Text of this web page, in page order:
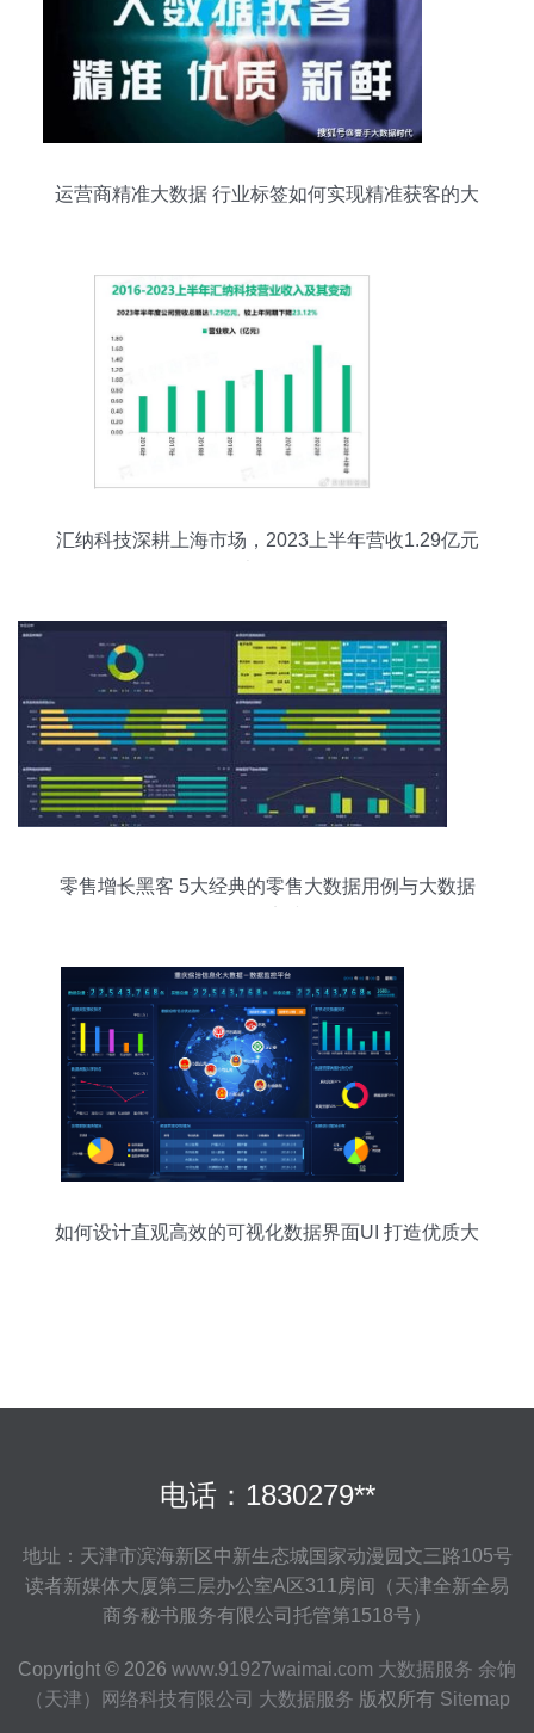
运营商精准大数据 行业标签如何实现精准获客的大
汇纳科技深耕上海市场，2023上半年营收1.29亿元
零售增长黑客 5大经典的零售大数据用例与大数据
如何设计直观高效的可视化数据界面UI 打造优质大
电话：1830279**
地址：天津市滨海新区中新生态城国家动漫园文三路105号
读者新媒体大厦第三层办公室A区311房间（天津全新全易
商务秘书服务有限公司托管第1518号）
Copyright © 2026 www.91927waimai.com 大数据服务 余饷
（天津）网络科技有限公司 大数据服务 版权所有 Sitemap